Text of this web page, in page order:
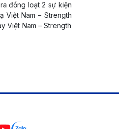
đồng loạt 2 sự kiện
Việt Nam – Strength
Việt Nam – Strength